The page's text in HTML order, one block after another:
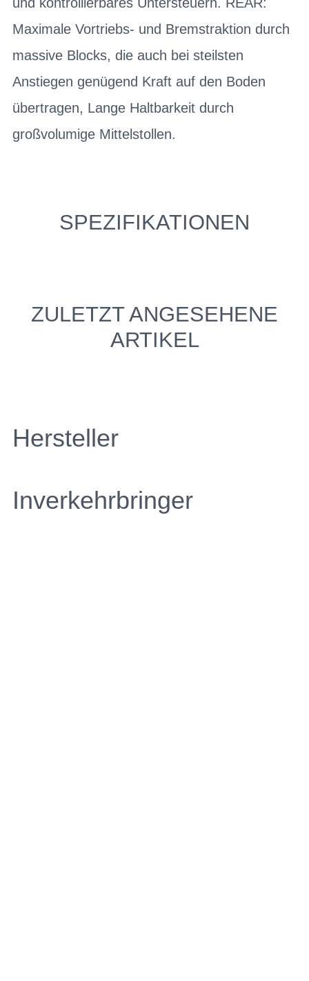
Maximale Vortriebs- und Bremstraktion durch
massive Blocks, die auch bei steilsten
Anstiegen genügend Kraft auf den Boden
übertragen, Lange Haltbarkeit durch
großvolumige Mittelstollen.
SPEZIFIKATIONEN
ZULETZT ANGESEHENE
ARTIKEL
Hersteller
Inverkehrbringer